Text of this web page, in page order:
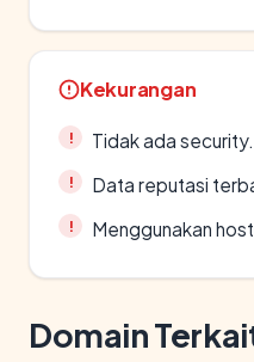
Kekurangan
Tidak ada
Data reputasi
Menggunakan
Domain